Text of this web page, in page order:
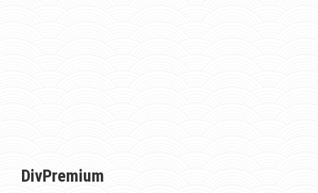
DivPremium